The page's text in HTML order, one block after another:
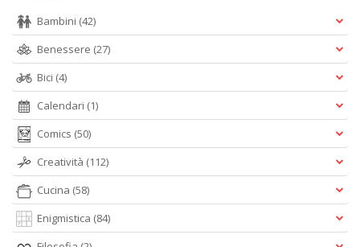
Bambini (42)
Benessere (27)
Bici (4)
Calendari (1)
Comics (50)
Creatività (112)
Cucina (58)
Enigmistica (84)